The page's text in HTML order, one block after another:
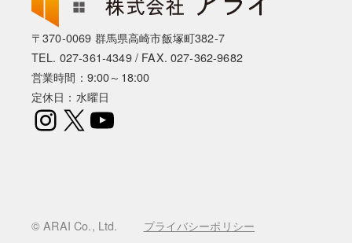
〒370-0069 群馬県高崎市飯塚町382-7
TEL. 027-361-4349/ FAX. 027-362-9682
営業時間：9:00～18:00
定休日：水曜日
Instagram
X YouTube
© ARAI Co., Ltd. プライバシーポリシー